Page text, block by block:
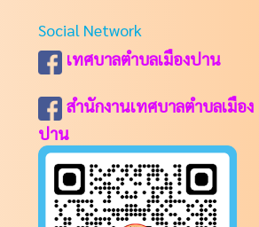
Social Network
เทศบาลตำบลเมืองปาน
สำนักงานเทศบาลตำบลเมือง
ปาน